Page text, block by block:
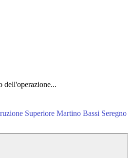
dell'operazione...